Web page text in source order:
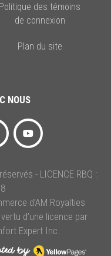
Politique des témoins
de connexion
Plan du site
NOUS
- LICENCE RBQ :
d’AM Royalties
d’une licence par
Expert Inc.